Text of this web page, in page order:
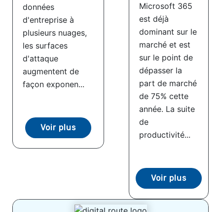
données
d'entreprise à
plusieurs nuages,
les surfaces
d'attaque
augmentent de
façon exponen...
Voir plus
Microsoft 365
est déjà
dominant sur le
marché et est
sur le point de
dépasser la
part de marché
de 75% cette
année. La suite
de
productivité...
Voir plus